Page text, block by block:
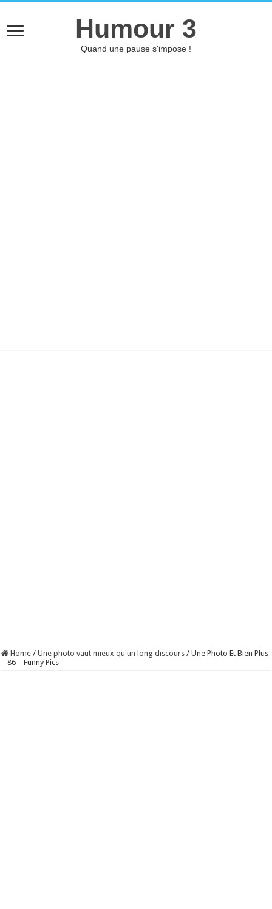
Humour 3
Quand une pause s'impose !
Home / Une photo vaut mieux qu'un long discours / Une Photo Et Bien Plus
– 86 – Funny Pics